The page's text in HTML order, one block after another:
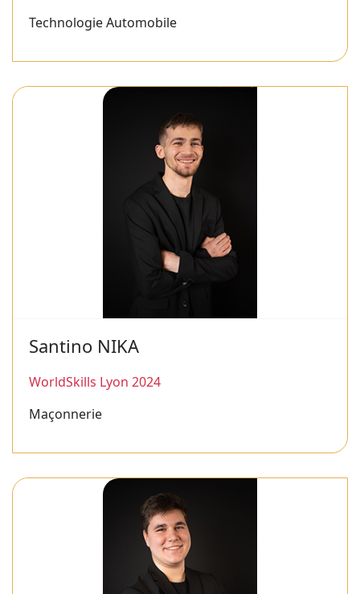
Technologie Automobile
Santino NIKA
WorldSkills Lyon 2024
Maçonnerie